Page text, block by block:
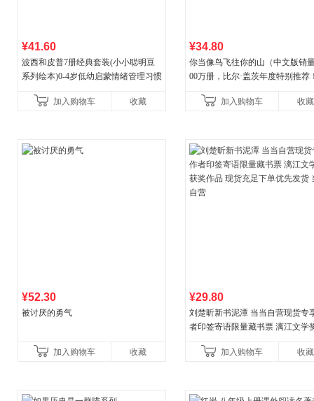
¥41.60
波西和皮普7册经典套装(小小聪明豆
系列绘本)0-4岁低幼启蒙情绪管理习惯
养好品质，发现快
加入购物车 收藏
¥34.80
你当像鸟飞往你的山（中文版销
00万册，比尔·盖茨年度特别推荐
比你听说的还要
加入购物车 收藏
¥52.30
被讨厌的勇气
加入购物车 收藏
¥29.80
刘楚昕新书泥潭 当当自营现货专
者印签寄语限量藏书票 漓江文学
加入购物车 收藏